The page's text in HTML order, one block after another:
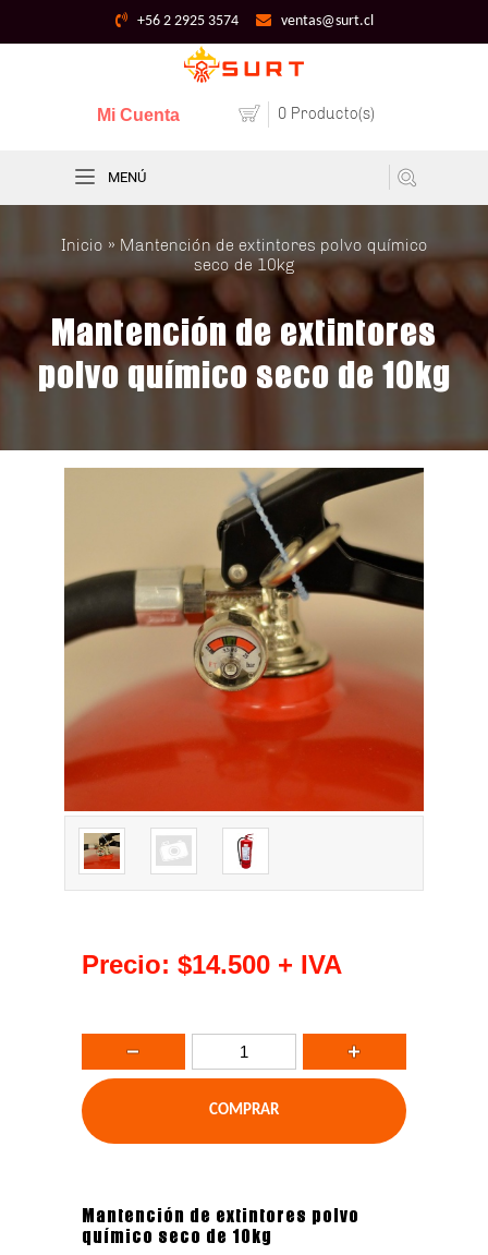
+56 2 2925 3574 ventas@surt.cl
0 Producto(s)
Mi Cuenta
MENÚ
Inicio » Mantención de extintores polvo químico
seco de 10kg
Mantención de extintores
polvo químico seco de 10kg
Precio: $14.500 + IVA
Mantención de extintores polvo
químico seco de 10kg